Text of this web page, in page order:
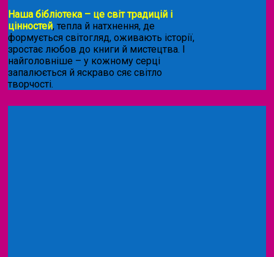
Наша бібліотека – це світ традицій і
цінностей, тепла й натхнення, де
формується світогляд, оживають історії,
зростає любов до книги й мистецтва. І
найголовніше – у кожному серці
запалюється й яскраво сяє світло
творчості.